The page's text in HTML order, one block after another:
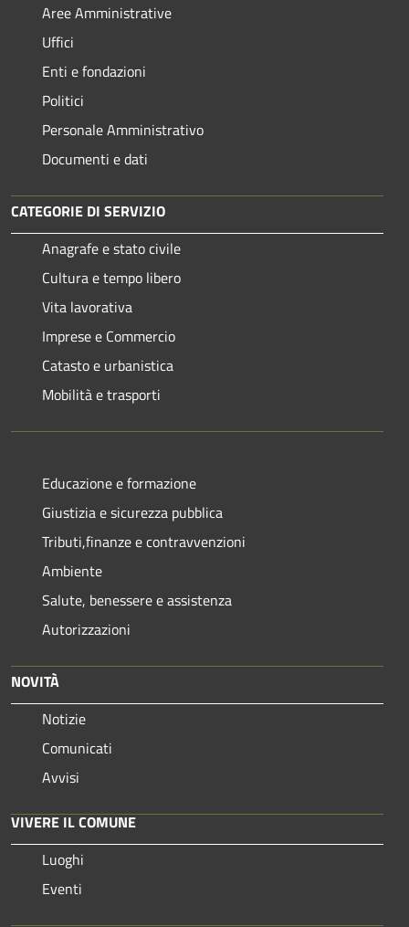
Aree Amministrative
Uffici
Enti e fondazioni
Politici
Personale Amministrativo
Documenti e dati
CATEGORIE DI SERVIZIO
Anagrafe e stato civile
Cultura e tempo libero
Vita lavorativa
Imprese e Commercio
Catasto e urbanistica
Mobilità e trasporti
Educazione e formazione
Giustizia e sicurezza pubblica
Tributi,finanze e contravvenzioni
Ambiente
Salute, benessere e assistenza
Autorizzazioni
NOVITÀ
Notizie
Comunicati
Avvisi
VIVERE IL COMUNE
Luoghi
Eventi